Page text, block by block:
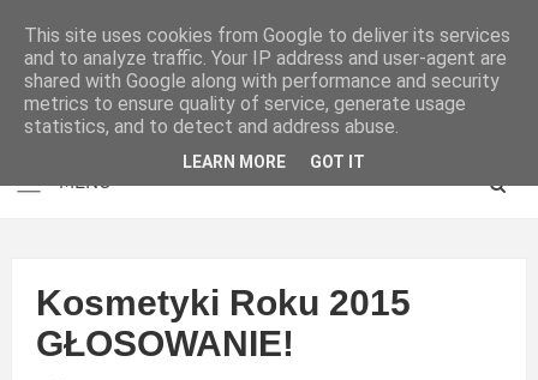
Kosmetyki Roku 2015
GŁOSOWANIE!
This site uses cookies from Google to deliver its services
and to analyze traffic. Your IP address and user-agent are
shared with Google along with performance and security
metrics to ensure quality of service, generate usage
statistics, and to detect and address abuse.
LEARN MORE GOT IT